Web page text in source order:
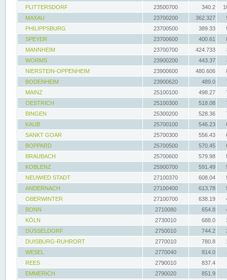
PLITTERSDORF
23500700 340.2
MAXAU
23700200 362.327
PHILIPPSBURG
23700500 389.33
SPEYER
23700600 400.61
MANNHEIM
23700700 424.733
WORMS
23900200 443.37
NIERSTEIN-OPPENHEIM
23900600 480.606
BODENHEIM
23900620 489.0
MAINZ
25100100 498.27
OESTRICH
25100300 518.08
BINGEN
25300200 528.36
KAUB
25700100 546.23
SANKT GOAR
25700300 556.43
BOPPARD
25700500 570.45
BRAUBACH
25700600 579.98
KOBLENZ
25900700 591.49
NEUWIED STADT
27100370 608.04
ANDERNACH
27100400 613.78
OBERWINTER
27100700 638.19
BONN
2710080 654.8
KÖLN
2730010 688.0
DÜSSELDORF
2750010 744.2
DUISBURG-RUHRORT
2770010 780.8
WESEL
2770040 814.0
REES
2790010
837.4
EMMERICH
2790020
851.9